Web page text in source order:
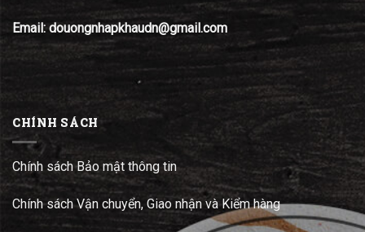
Email: douongnhapkhaudn@gmail.com
CHÍNH SÁCH
Chính sách Bảo mật thông tin
Chính sách Vận chuyển, Giao nhận và Kiểm hàng